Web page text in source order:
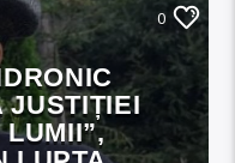
0
JUSTIȚIEI
LUMII”,